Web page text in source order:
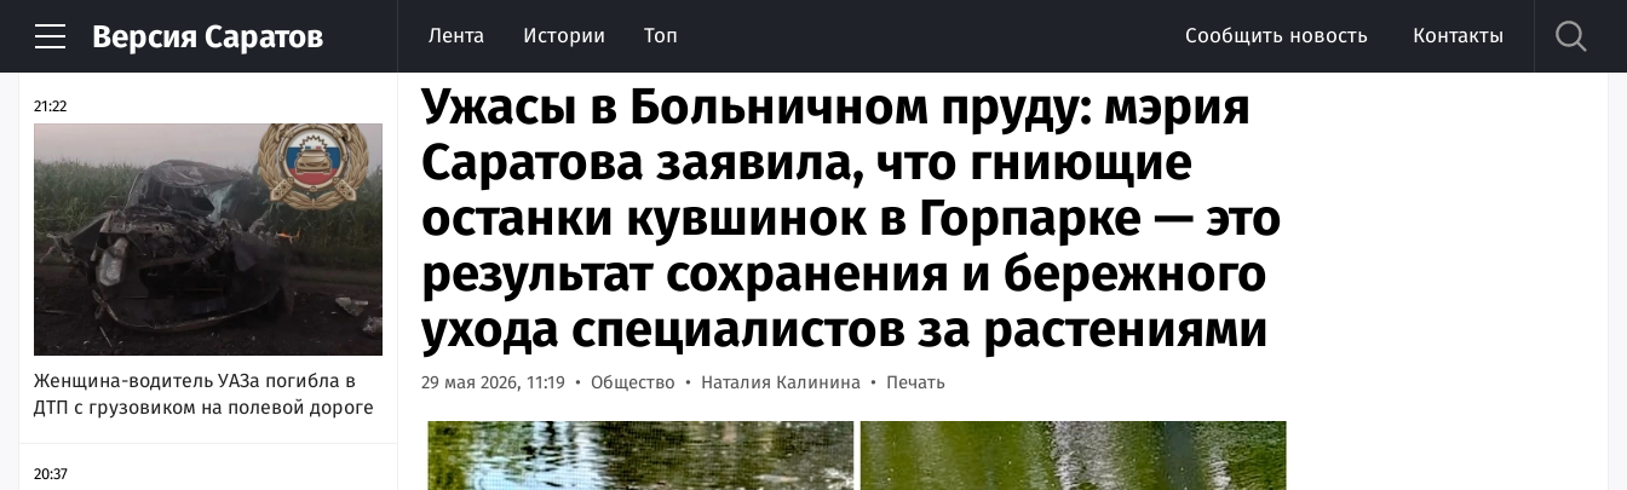
Версия Саратов Лента Истории Топ Сообщить новость Контакты
НОВОСТИ АРХИВ
21:22
Женщина-водитель УАЗа погибла в
ДТП с грузовиком на полевой дороге
20:37
Ужасы в Больничном пруду: мэрия
Саратова заявила, что гниющие
останки кувшинок в Горпарке — это
результат сохранения и бережного
ухода специалистов за растениями
29 мая 2026, 11:19 Общество Наталия Калинина Печать